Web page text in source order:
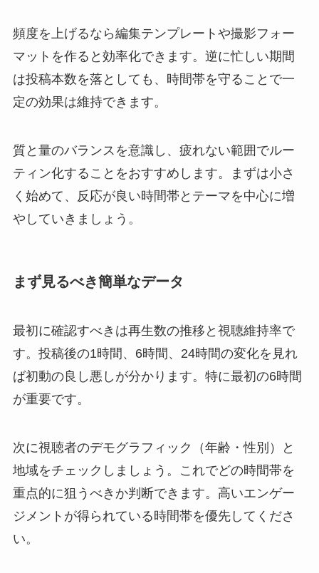
頻度を上げるなら編集テンプレートや撮影フォー
マットを作ると効率化できます。逆に忙しい期間
は投稿本数を落としても、時間帯を守ることで一
定の効果は維持できます。
質と量のバランスを意識し、疲れない範囲でルー
ティン化することをおすすめします。まずは小さ
く始めて、反応が良い時間帯とテーマを中心に増
やしていきましょう。
まず見るべき簡単なデータ
最初に確認すべきは再生数の推移と視聴維持率で
す。投稿後の1時間、6時間、24時間の変化を見れ
ば初動の良し悪しが分かります。特に最初の6時間
が重要です。
次に視聴者のデモグラフィック（年齢・性別）と
地域をチェックしましょう。これでどの時間帯を
重点的に狙うべきか判断できます。高いエンゲー
ジメントが得られている時間帯を優先してくださ
い。